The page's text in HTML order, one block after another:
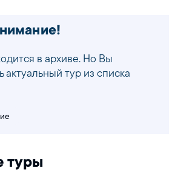
в архиве. Но Вы
тур из списка
туры